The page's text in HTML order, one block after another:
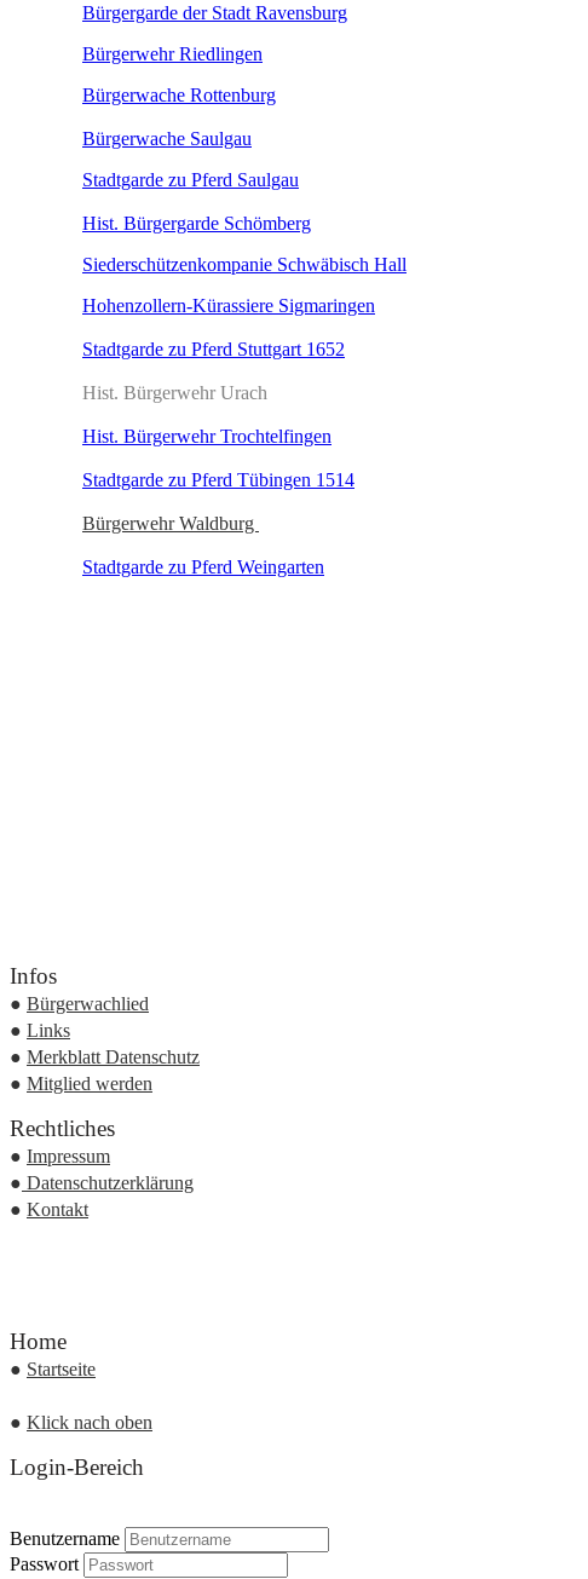
Bürgergarde der Stadt Ravensburg
Bürgerwehr Riedlingen
Bürgerwache Rottenburg
Bürgerwache Saulgau
Stadtgarde zu Pferd Saulgau
Hist. Bürgergarde Schömberg
Siederschützenkompanie Schwäbisch Hall
Hohenzollern-Kürassiere Sigmaringen
Stadtgarde zu Pferd Stuttgart 1652
Hist. Bürgerwehr Urach
Hist. Bürgerwehr Trochtelfingen
Stadtgarde zu Pferd Tübingen 1514
Bürgerwehr Waldburg
Stadtgarde zu Pferd Weingarten
Infos
● Bürgerwachlied
● Links
● Merkblatt Datenschutz
● Mitglied werden
Rechtliches
● Impressum
● Datenschutzerklärung
● Kontakt
Home
● Startseite
● Klick nach oben
Login-Bereich
Benutzername
Passwort